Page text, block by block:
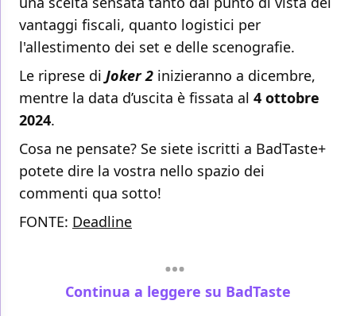
vantaggi fiscali, quanto logistici per
l'allestimento dei set e delle scenografie.
Le riprese di Joker 2 inizieranno a dicembre,
mentre la data d’uscita è fissata al 4 ottobre
2024.
Cosa ne pensate? Se siete iscritti a BadTaste+
potete dire la vostra nello spazio dei
commenti qua sotto!
FONTE: Deadline
Continua a leggere su BadTaste